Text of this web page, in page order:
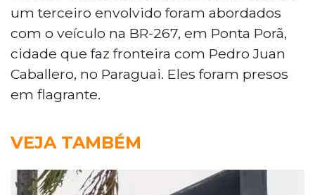
um terceiro envolvido foram abordados
com o veículo na BR-267, em Ponta Porã,
cidade que faz fronteira com Pedro Juan
Caballero, no Paraguai. Eles foram presos
em flagrante.
VEJA TAMBÉM